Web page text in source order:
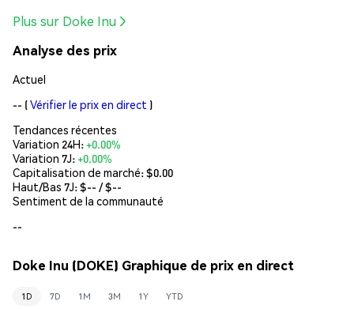
Plus sur Doke Inu
Analyse des prix
Actuel
-- (Vérifier le prix en direct )
Tendances récentes
Variation 24H:+0.00%
Variation 7J:+0.00%
Capitalisation de marché:$0.00
Haut/Bas 7J: $-- / $--
Sentiment de la communauté
--
Doke Inu (DOKE) Graphique de prix en direct
1D 7D 1M 3M 1Y YTD